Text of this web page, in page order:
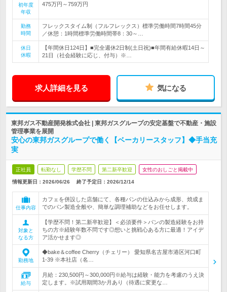
初年度
年収
475万円～759万円
勤務
時間
フレックスタイム制（フルフレックス）標準労働時間7時間45分
／休憩：1時間標準労働時間帯8：30～…
休日
休暇
【年間休日124日】■完全週休2日制(土日祝)■年間有給休暇14日～
21日（社会経験に応じ、付与）※…
求人詳細を見る 気になる
東邦ガス不動産開発株式会社 | 東邦ガスグループの安定基盤で不動産・施設
管理事業を展開
安心の東邦ガスグループで働く【ベーカリースタッフ】◆手当充
実
正社員 転勤なし 学歴不問 第二新卒歓迎 女性のおしごと掲載中
情報更新日：2026/06/26 終了予定日： 2026/12/14
仕事内容
カフェを併設した店舗にて、各種パンの仕込みから成形、焼成ま
でのパン製造全般や、簡単な調理補助などをお任せします。
対象と
なる方
【学歴不問！第二新卒歓迎】＜必須要件＞パンの製造経験をお持
ちの方※経験年数不問です◎想いと挑戦心ある方に最適！アイデ
ア活かせます◎
勤務地
◆bake＆coffee Cherry（チェリー） 愛知県名古屋市港区河口町
1-39 ※本社店（名…
給与
月給：230,500円～300,000円※給与は経験・能力を考慮のうえ決
定します。※試用期間3か月あり（待遇に変更な…